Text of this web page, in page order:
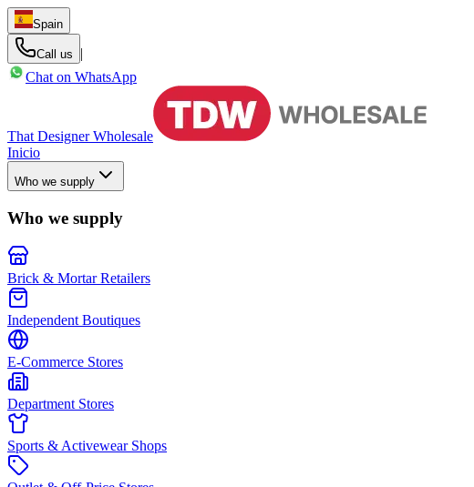
Spain
Call us
|
Chat on WhatsApp
That Designer Wholesale
Inicio
Who we supply
Who we supply
Brick & Mortar Retailers
Independent Boutiques
E-Commerce Stores
Department Stores
Sports & Activewear Shops